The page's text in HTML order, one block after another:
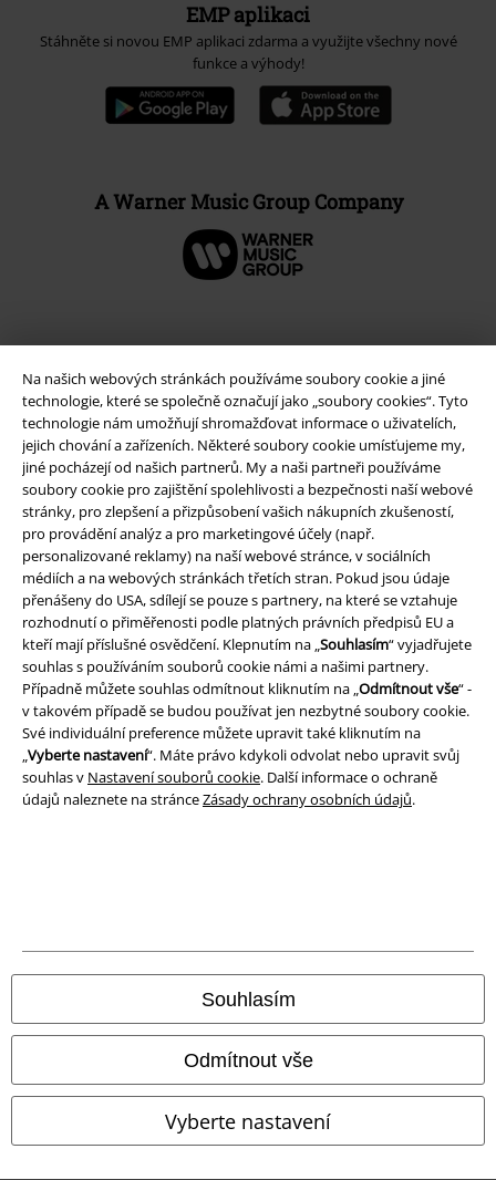
Na našich webových stránkách používáme soubory cookie a jiné
technologie, které se společně označují jako „soubory cookies“. Tyto
technologie nám umožňují shromažďovat informace o uživatelích,
jejich chování a zařízeních. Některé soubory cookie umísťujeme my,
jiné pocházejí od našich partnerů. My a naši partneři používáme
soubory cookie pro zajištění spolehlivosti a bezpečnosti naší webové
stránky, pro zlepšení a přizpůsobení vašich nákupních zkušeností,
pro provádění analýz a pro marketingové účely (např.
personalizované reklamy) na naší webové stránce, v sociálních
médiích a na webových stránkách třetích stran. Pokud jsou údaje
přenášeny do USA, sdílejí se pouze s partnery, na které se vztahuje
rozhodnutí o přiměřenosti podle platných právních předpisů EU a
kteří mají příslušné osvědčení. Klepnutím na „Souhlasím“ vyjadřujete
souhlas s používáním souborů cookie námi a našimi partnery.
Případně můžete souhlas odmítnout kliknutím na „Odmítnout vše“ -
v takovém případě se budou používat jen nezbytné soubory cookie.
Své individuální preference můžete upravit také kliknutím na
„Vyberte nastavení“. Máte právo kdykoli odvolat nebo upravit svůj
souhlas v Nastavení souborů cookie. Další informace o ochraně
údajů naleznete na stránceZásady ochrany osobních údajů.
Souhlasím
Odmítnout vše
Vyberte nastavení
EMP aplikaci
Stáhněte si novou EMP aplikaci zdarma a využijte všechny nové
funkce a výhody!
A Warner Music Group Company
Právní informace
Podmínky
Prohlášení
Ochrana osobních údajů
Likvidace odpadu a ochrana životního prostředí
Prohlášení o shodě
Informace o přístupnosti
Naše online obchody